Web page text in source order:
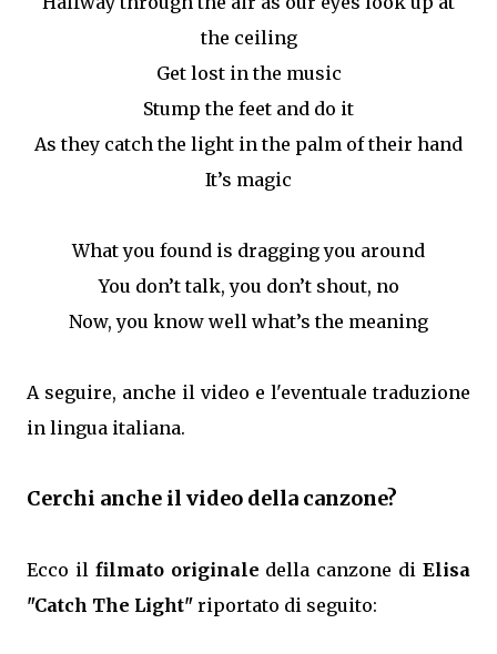
the ceiling
Get lost in the music
Stump the feet and do it
As they catch the light in the palm of their hand
It’s magic
What you found is dragging you around
You don’t talk, you don’t shout, no
Now, you know well what’s the meaning
A seguire, anche il video e l'eventuale traduzione
in lingua italiana.
Cerchi anche il video della canzone?
Ecco il filmato originale della canzone diElisa
"Catch The Light" riportato di seguito: